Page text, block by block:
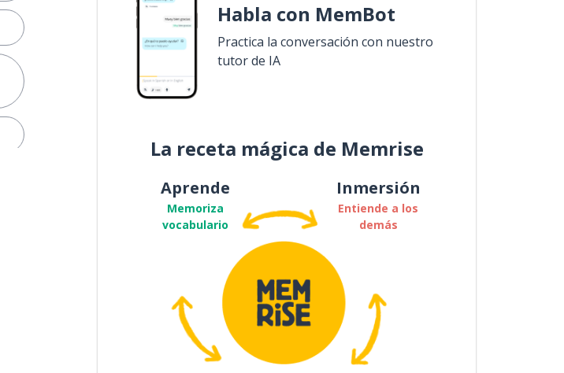
Habla con MemBot
Practica la conversación con nuestro
tutor de IA
La receta mágica de Memrise
Aprende
Memoriza
vocabulario
Inmersión
Entiende a los
demás